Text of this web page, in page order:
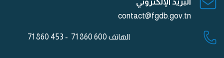
contact@fgdb.gov.tn
الهاتف600 860 71 - 453 860 71